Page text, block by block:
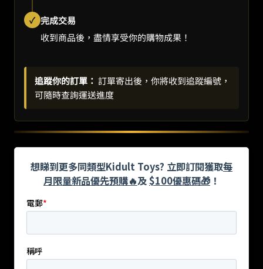
✓ 完成交易
收到商品後，盡情享受你的購物成果！
追蹤你的訂單： 訂單寄出後，你將收到追蹤編號，
可隨時查詢運送進度